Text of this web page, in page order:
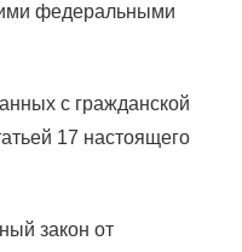
федеральными
с гражданской
17 настоящего
закон от